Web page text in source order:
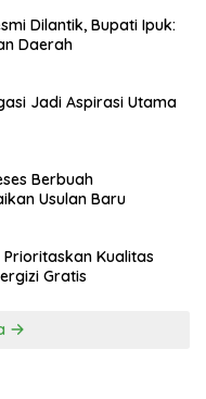
Dilantik, Bupati Ipuk:
Daerah
Jadi Aspirasi Utama
Berbuah
Usulan Baru
Prioritaskan Kualitas
Gratis